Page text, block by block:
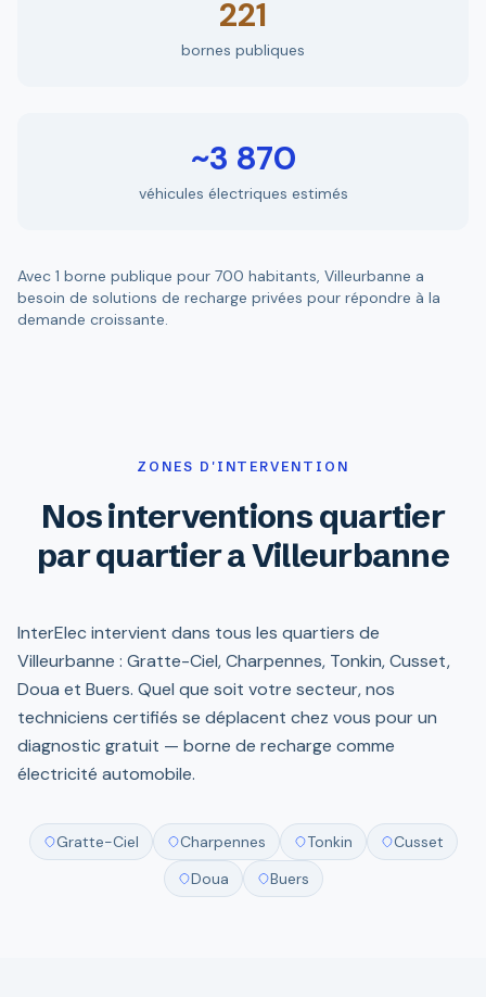
221
bornes publiques
~3 870
véhicules électriques estimés
Avec 1 borne publique pour 700 habitants, Villeurbanne a
besoin de solutions de recharge privées pour répondre à la
demande croissante.
ZONES D'INTERVENTION
Nos interventions quartier
par quartier a Villeurbanne
InterElec intervient dans tous les quartiers de
Villeurbanne : Gratte-Ciel, Charpennes, Tonkin, Cusset,
Doua et Buers. Quel que soit votre secteur, nos
techniciens certifiés se déplacent chez vous pour un
diagnostic gratuit — borne de recharge comme
électricité automobile.
Gratte-Ciel Charpennes Tonkin
Cusset
Doua
Buers